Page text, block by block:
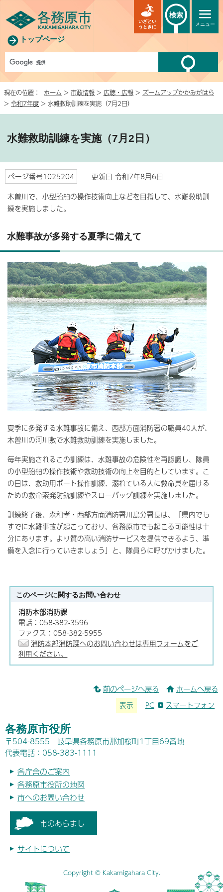
トップページ
メニュー
いざとい
うときに
検索
現在の位置： ホーム > 市政情報 > 広聴・広報 > ズームアップかかみがはら
> 令和7年度 > 水難救助訓練を実施（7月2日）
水難救助訓練を実施（7月2日）
ページ番号1025204
更新日 令和7年8月6日
木曽川で、小型船舶の操作技術向上などを目指して、水難救助訓
練を実施しました。
水難事故が多発する夏季に備えて
夏季に多発する水難事故に備え、西部方面消防署の職員40人が、
木曽川の河川敷で水難救助訓練を実施しました。
毎年実施されるこの訓練は、水難事故の危険性を再認識し、隊員
の小型船舶の操作技術や救助技術の向上を目的としています。こ
の日は、救助用ボート操作訓練、溺れている人に救命具を届ける
ための救命索発射銃訓練やスローバッグ訓練を実施しました。
訓練終了後、森和孝・西部方面消防署川島分署長は、「県内でも
すでに水難事故が起こっており、各務原市でも起こる可能性は十
分にあります。より質の高い消防サービスを提供できるよう、準
備を入念に行っていきましょう」と、隊員らに呼びかけました。
このページに関するお問い合わせ
消防本部消防課
電話：058-382-3596
ファクス：058-382-5955
消防本部消防課へのお問い合わせは専用フォームをご
利用ください。
前のページへ戻る ホームへ戻る
表示 PC スマートフォン
各務原市役所
〒504-8555 岐阜県各務原市那加桜町1丁目69番地
代表電話：058-383-1111
各庁舎のご案内
各務原市役所の地図
市へのお問い合わせ
市のあらまし
サイトについて
Copyright © Kakamigahara City.